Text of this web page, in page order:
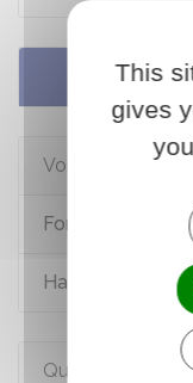
Services en
Voir aussi
Formation des
Handicap :
Questions ?
This
gives